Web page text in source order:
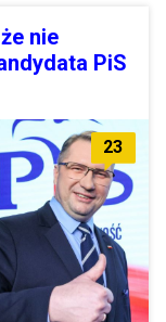
nie
PiS
23